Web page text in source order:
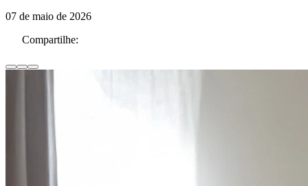
07 de maio de 2026
Compartilhe: